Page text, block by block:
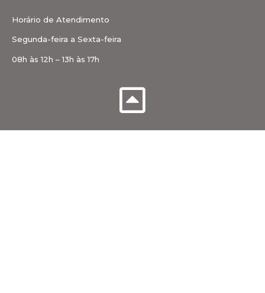
Horário de Atendimento
Segunda-feira a Sexta-feira
08h às 12h – 13h às 17h